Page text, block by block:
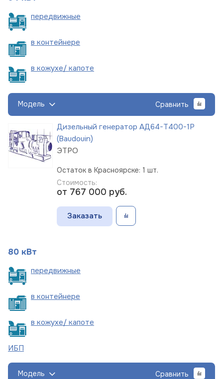
передвижные
в контейнере
в кожухе/ капоте
Модель Сравнить
Дизельный генератор АД64-Т400-1Р
(Baudouin)
ЭТРО
Остаток в Красноярске: 1 шт.
Стоимость:
от 767 000 руб.
Заказать
80 кВт
передвижные
в контейнере
в кожухе/ капоте
ИБП
Модель Сравнить